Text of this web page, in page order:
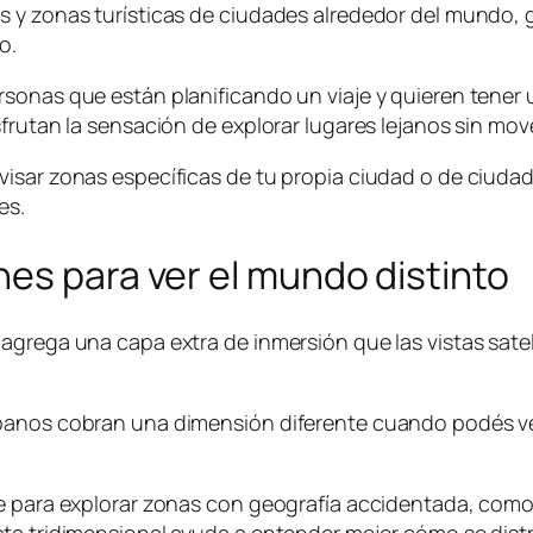
y zonas turísticas de ciudades alrededor del
que están planificando un viaje y quieren tener
la sensación de explorar lugares lejanos sin
zonas específicas de tu propia ciudad o de
para ver el mundo distinto
una capa extra de inmersión que las vistas
cobran una dimensión diferente cuando podés
explorar zonas con geografía accidentada,